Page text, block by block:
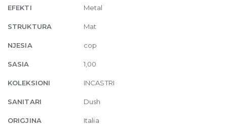
way
Coffee
Bronze
PVD
quantity
EFEKTI Metal
STRUKTURA Mat
NJESIA cop
SASIA 1,00
KOLEKSIONI INCASTRI
SANITARI Dush
ORIGJINA Italia